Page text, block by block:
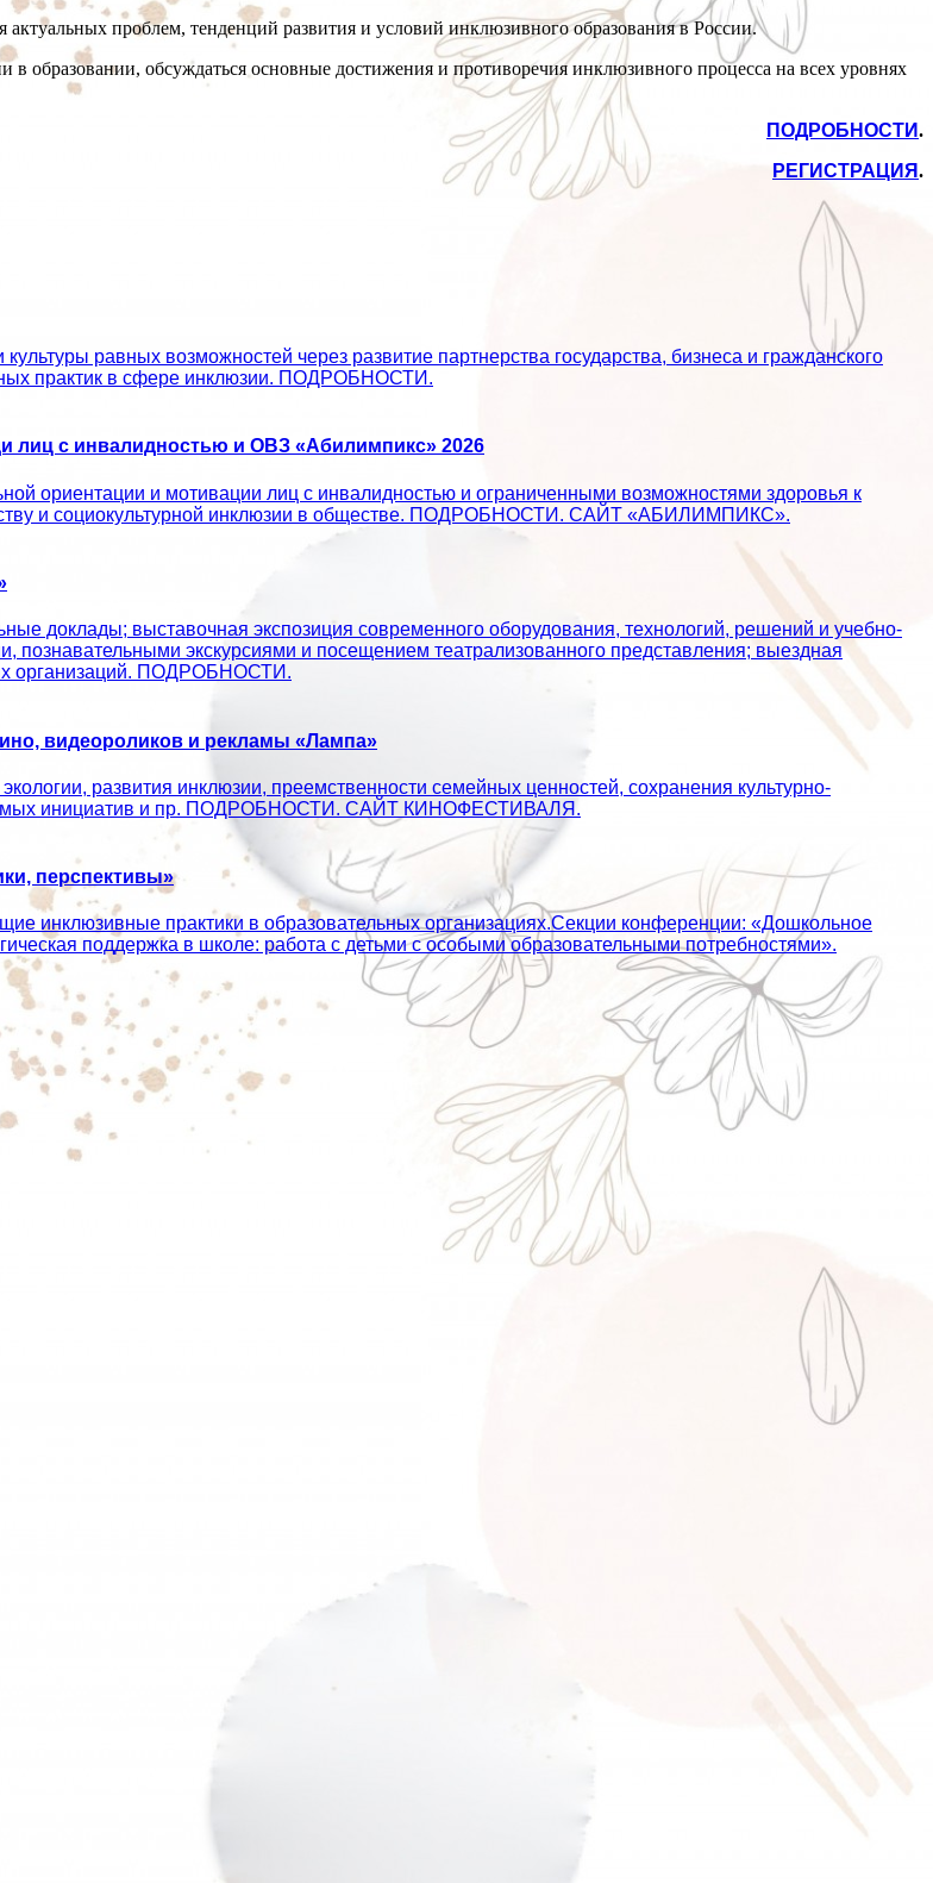
проблем, тенденций развития и условий инклюзивного образования в России.
образовании, обсуждаться основные достижения и противоречия инклюзивного процесса на всех уровнях
ПОДРОБНОСТИ.
РЕГИСТРАЦИЯ.
равных возможностей через развитие партнерства государства, бизнеса и гражданского
практик в сфере инклюзии. ПОДРОБНОСТИ.
лиц с инвалидностью и ОВЗ «Абилимпикс» 2026
ориентации и мотивации лиц с инвалидностью и ограниченными возможностями здоровья к
и социокультурной инклюзии в обществе. ПОДРОБНОСТИ. САЙТ «АБИЛИМПИКС».
доклады; выставочная экспозиция современного оборудования, технологий, решений и учебно-
познавательными экскурсиями и посещением театрализованного представления; выездная
организаций. ПОДРОБНОСТИ.
видеороликов и рекламы «Лампа»
развития инклюзии, преемственности семейных ценностей, сохранения культурно-
инициатив и пр. ПОДРОБНОСТИ. САЙТ КИНОФЕСТИВАЛЯ.
перспективы»
инклюзивные практики в образовательных организациях.Секции конференции: «Дошкольное
поддержка в школе: работа с детьми с особыми образовательными потребностями».